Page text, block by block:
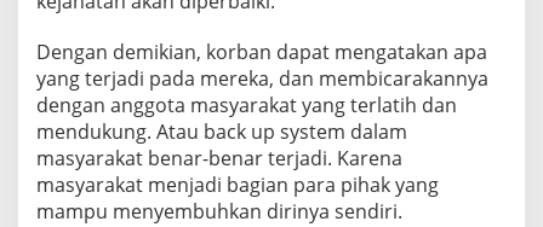
Dengan demikian, korban dapat mengatakan apa
yang terjadi pada mereka, dan membicarakannya
dengan anggota masyarakat yang terlatih dan
mendukung. Atau back up system dalam
masyarakat benar-benar terjadi. Karena
masyarakat menjadi bagian para pihak yang
mampu menyembuhkan dirinya sendiri.